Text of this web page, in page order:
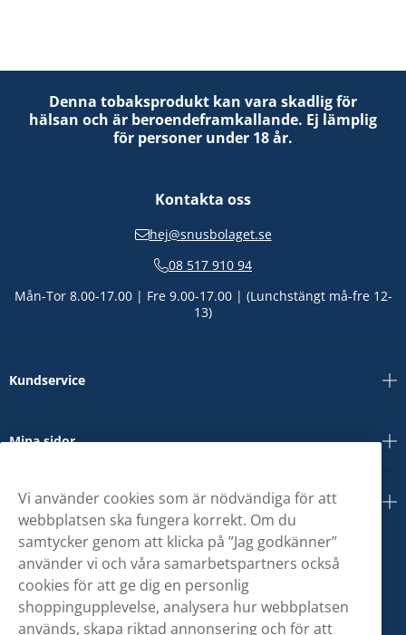
Denna tobaksprodukt kan vara skadlig för
hälsan och är beroendeframkallande. Ej lämplig
för personer under 18 år.
Kontakta oss
hej@snusbolaget.se
08 517 910 94
Mån-Tor 8.00-17.00 | Fre 9.00-17.00 | (Lunchstängt må-fre 12-
13)
Kundservice
Mina sidor
Om oss
Vi använder cookies som är nödvändiga för att
webbplatsen ska fungera korrekt. Om du
samtycker genom att klicka på ”Jag godkänner”
använder vi och våra samarbetspartners också
cookies för att ge dig en personlig
shoppingupplevelse, analysera hur webbplatsen
används, skapa riktad annonsering och för att